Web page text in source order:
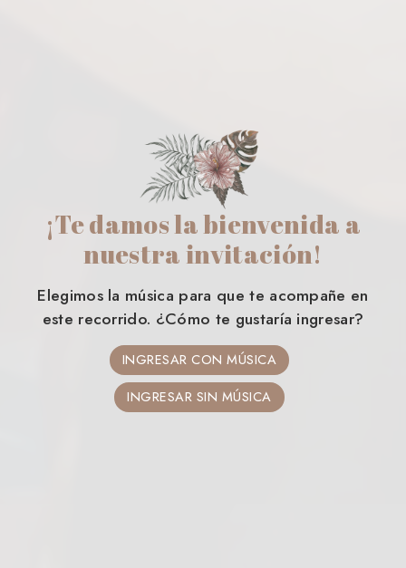
¡Te damos la bienvenida a
nuestra invitación!
Elegimos la música para que te acompañe en
este recorrido. ¿Cómo te gustaría ingresar?
INGRESAR CON MÚSICA
INGRESAR SIN MÚSICA